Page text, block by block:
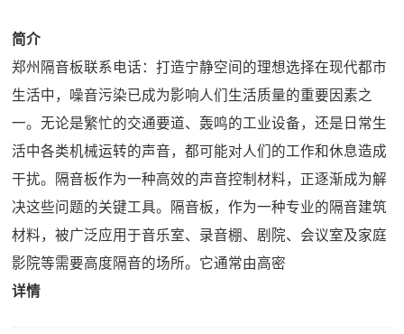
简介
郑州隔音板联系电话：打造宁静空间的理想选择在现代都市
生活中，噪音污染已成为影响人们生活质量的重要因素之
一。无论是繁忙的交通要道、轰鸣的工业设备，还是日常生
活中各类机械运转的声音，都可能对人们的工作和休息造成
干扰。隔音板作为一种高效的声音控制材料，正逐渐成为解
决这些问题的关键工具。隔音板，作为一种专业的隔音建筑
材料，被广泛应用于音乐室、录音棚、剧院、会议室及家庭
影院等需要高度隔音的场所。它通常由高密
详情